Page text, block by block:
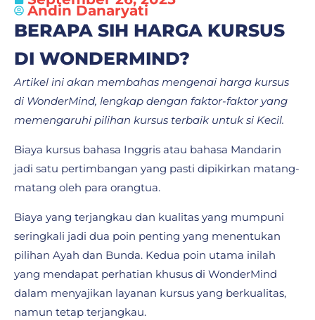
Andin Danaryati
BERAPA SIH HARGA KURSUS
DI WONDERMIND?
Artikel ini akan membahas mengenai harga kursus
di WonderMind, lengkap dengan faktor-faktor yang
memengaruhi pilihan kursus terbaik untuk si Kecil.
Biaya kursus bahasa Inggris atau bahasa Mandarin
jadi satu pertimbangan yang pasti dipikirkan matang-
matang oleh para orangtua.
Biaya yang terjangkau dan kualitas yang mumpuni
seringkali jadi dua poin penting yang menentukan
pilihan Ayah dan Bunda. Kedua poin utama inilah
yang mendapat perhatian khusus di WonderMind
dalam menyajikan layanan kursus yang berkualitas,
namun tetap terjangkau.